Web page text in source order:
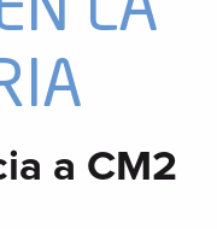
LA
a CM2